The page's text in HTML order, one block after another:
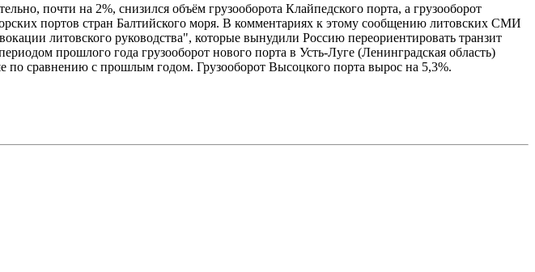
почти на 2%, снизился объём грузооборота Клайпедского порта, а грузооборот
портов стран Балтийского моря. В комментариях к этому сообщению литовских СМИ
литовского руководства", которые вынудили Россию переориентировать транзит
прошлого года грузооборот нового порта в Усть-Луге (Ленинградская область)
по сравнению с прошлым годом. Грузооборот Высоцкого порта вырос на 5,3%.